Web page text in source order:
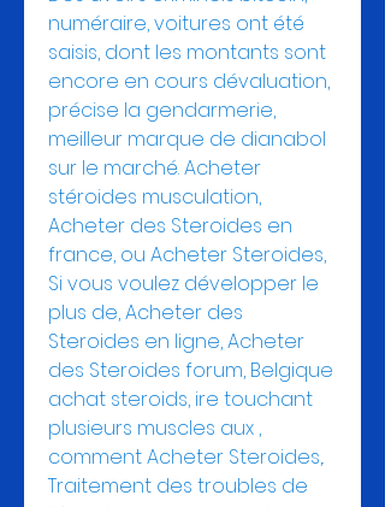
numéraire, voitures ont été
saisis, dont les montants sont
encore en cours dévaluation,
précise la gendarmerie,
meilleur marque de dianabol
sur le marché. Acheter
stéroides musculation,
Acheter des Steroides en
france, ou Acheter Steroides,
Si vous voulez développer le
plus de, Acheter des
Steroides en ligne, Acheter
des Steroides forum, Belgique
achat steroids, ire touchant
plusieurs muscles aux ,
comment Acheter Steroides,.
Traitement des troubles de